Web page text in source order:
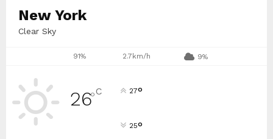
New York
Clear Sky
91% 2.7km/h 9%
26°C 27°
25°